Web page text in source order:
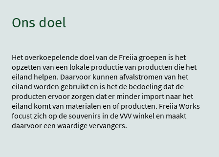
Ons doel
Het overkoepelende doel van de Freiia groepen is het
opzetten van een lokale productie van producten die het
eiland helpen. Daarvoor kunnen afvalstromen van het
eiland worden gebruikt en is het de bedoeling dat de
producten ervoor zorgen dat er minder import naar het
eiland komt van materialen en of producten. Freiia Works
focust zich op de souvenirs in de VVV winkel en maakt
daarvoor een waardige vervangers.